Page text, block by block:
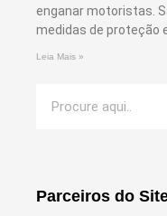
enganar motoristas.
medidas de proteção
Leia Mais »
Parceiros do